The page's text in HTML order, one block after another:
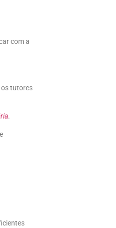
com a
os tutores
.